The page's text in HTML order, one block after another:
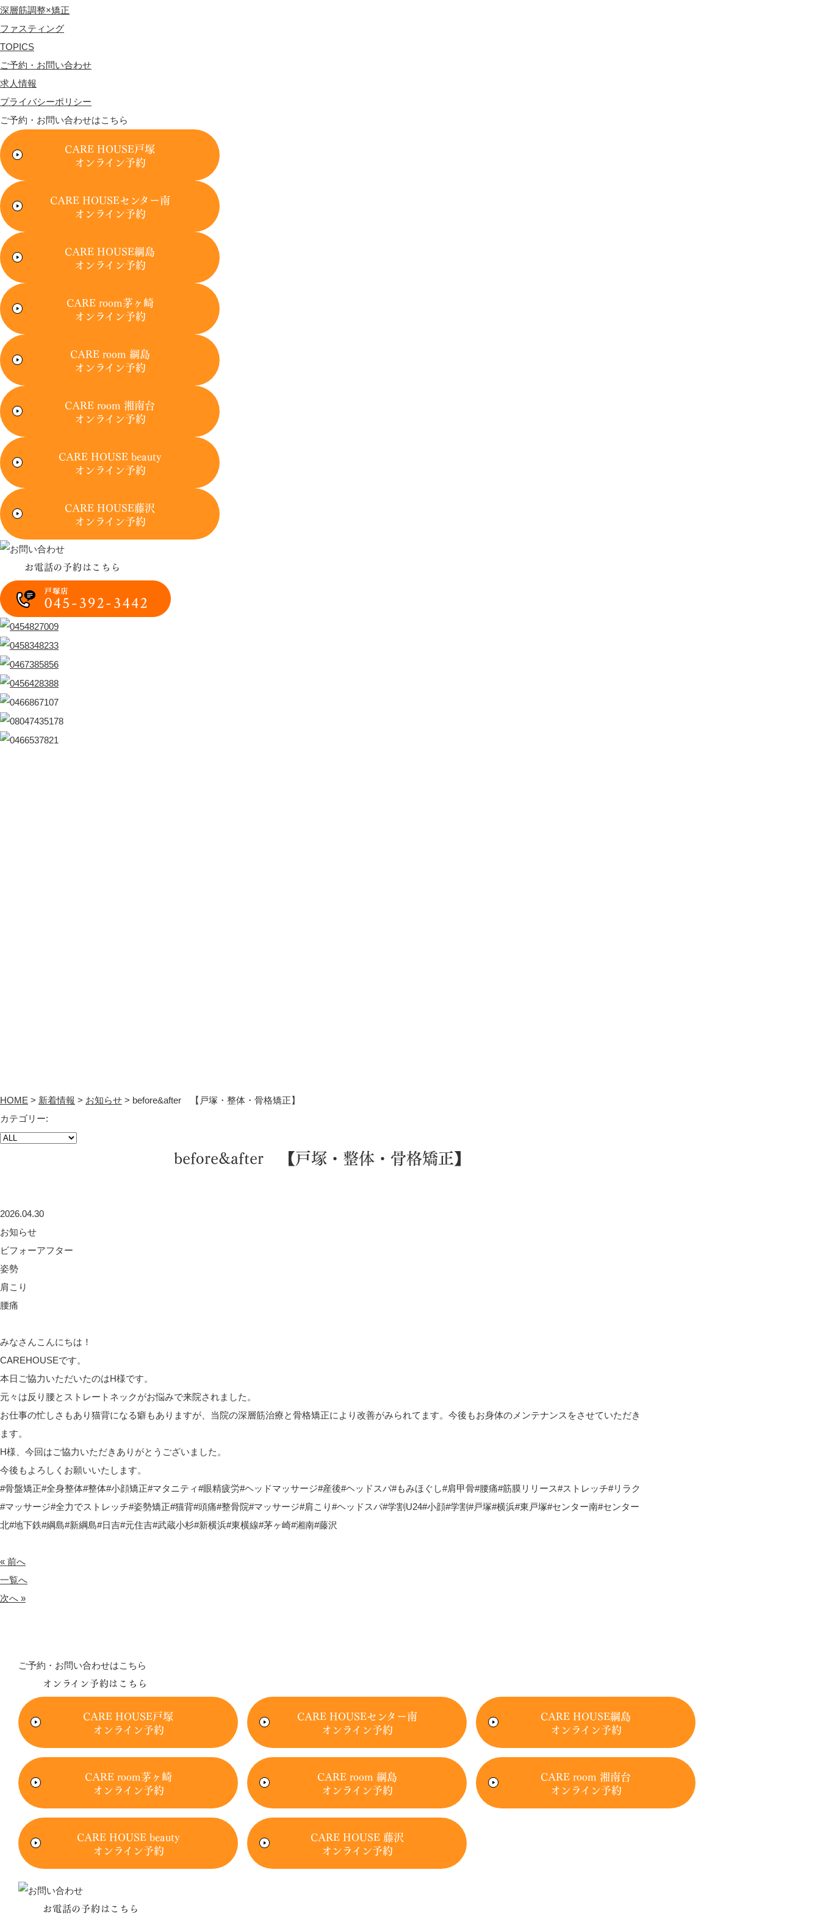
深層筋調整×矯正
ファスティング
TOPICS
ご予約・お問い合わせ
求人情報
プライバシーポリシー
ご予約・お問い合わせはこちら
CARE HOUSE戸塚
オンライン予約
CARE HOUSEセンター南
オンライン予約
CARE HOUSE綱島
オンライン予約
CARE room茅ヶ崎
オンライン予約
CARE room 綱島
オンライン予約
CARE room 湘南台
オンライン予約
CARE HOUSE beauty
オンライン予約
CARE HOUSE藤沢
オンライン予約
お電話の予約はこちら
HOME > 新着情報 > お知らせ > before&after 【戸塚・整体・骨格矯正】
カテゴリー:
before&after 【戸塚・整体・骨格矯正】
2026.04.30
お知らせ
ビフォーアフター
姿勢
肩こり
腰痛
みなさんこんにちは！
CAREHOUSEです。
本日ご協力いただいたのはH様です。
元々は反り腰とストレートネックがお悩みで来院されました。
お仕事の忙しさもあり猫背になる癖もありますが、当院の深層筋治療と骨格矯正により改善がみられてます。今後もお身体のメンテナンスをさせていただき
ます。
H様、今回はご協力いただきありがとうございました。
今後もよろしくお願いいたします。
#骨盤矯正#全身整体#整体#小顔矯正#マタニティ#眼精疲労#ヘッドマッサージ#産後#ヘッドスパ#もみほぐし#肩甲骨#腰痛#筋膜リリース#ストレッチ#リラク
#マッサージ#全力でストレッチ#姿勢矯正#猫背#頭痛#整骨院#マッサージ#肩こり#ヘッドスパ#学割U24#小顔#学割#戸塚#横浜#東戸塚#センター南#センター
北#地下鉄#綱島#新綱島#日吉#元住吉#武蔵小杉#新横浜#東横線#茅ヶ崎#湘南#藤沢
« 前へ
一覧へ
次へ »
ご予約・お問い合わせはこちら
オンライン予約はこちら
CARE HOUSE戸塚
オンライン予約
CARE HOUSEセンター南
オンライン予約
CARE HOUSE綱島
オンライン予約
CARE room茅ヶ崎
オンライン予約
CARE room 綱島
オンライン予約
CARE room 湘南台
オンライン予約
CARE HOUSE beauty
オンライン予約
CARE HOUSE 藤沢
オンライン予約
お電話の予約はこちら